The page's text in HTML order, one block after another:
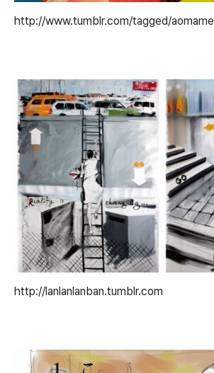
http://www.tumblr.com/tagged/aomame
http://lanlanlanban.tumblr.com